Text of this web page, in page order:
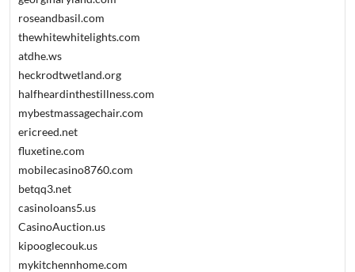
roseandbasil.com
thewhitewhitelights.com
atdhe.ws
heckrodtwetland.org
halfheardinthestillness.com
mybestmassagechair.com
ericreed.net
fluxetine.com
mobilecasino8760.com
betqq3.net
casinoloans5.us
CasinoAuction.us
kipooglecouk.us
mykitchennhome.com